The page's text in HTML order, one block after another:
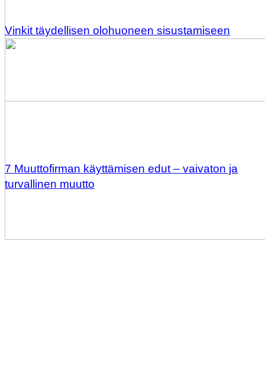
Vinkit täydellisen olohuoneen sisustamiseen
7 Muuttofirman käyttämisen edut – vaivaton ja
turvallinen muutto